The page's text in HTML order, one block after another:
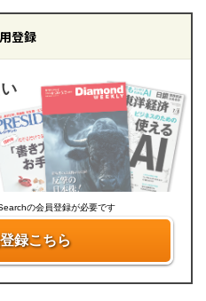
登録
の会員登録が必要です
録こちら